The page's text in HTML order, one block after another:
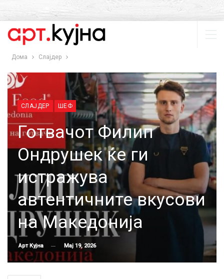
Дома Слајдер
СЛАЈДЕР ШЕФ
Готвачот Филип
Ондрушек ќе ги
истражува
автентичните вкусови
на Македонија
Арт Кујна Мај 19, 2026